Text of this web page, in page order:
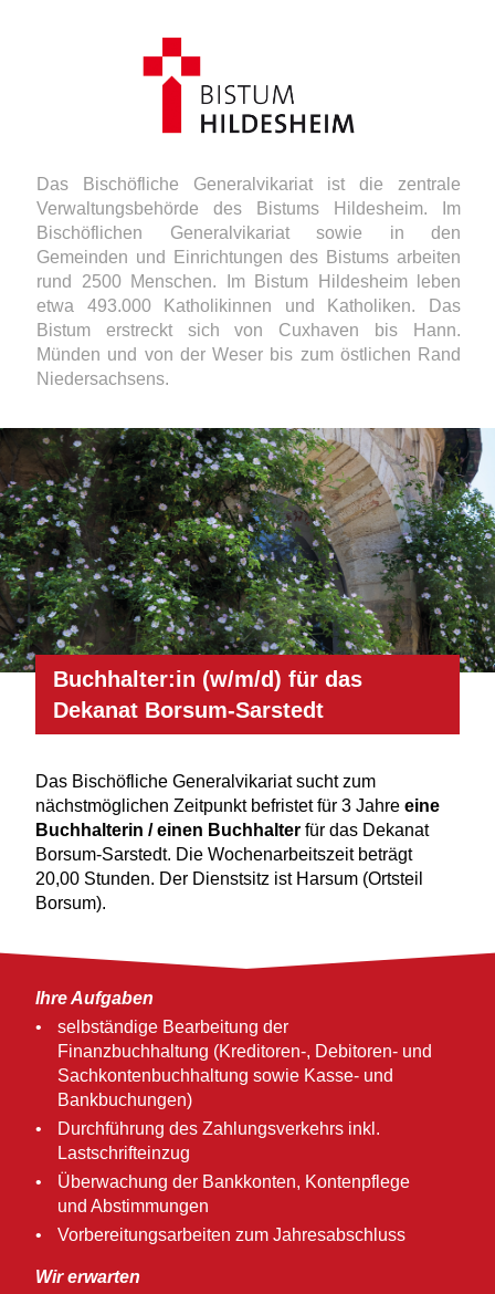
Das Bischöfliche Generalvikariat ist die zentrale
Verwaltungs­behörde des Bistums Hildesheim. Im
Bischöflichen Generalvikariat sowie in den
Gemeinden und Einrichtungen des Bistums arbeiten
rund 2500 Menschen. Im Bistum Hildesheim leben
etwa 493.000 Katholikinnen und Katholiken. Das
Bistum erstreckt sich von Cuxhaven bis Hann.
Münden und von der Weser bis zum östlichen Rand
Niedersachsens.
Buchhalter:in (w/m/d) für das
Dekanat Borsum-Sarstedt
Das Bischöfliche Generalvikariat sucht zum
nächstmöglichen Zeitpunkt befristet für 3 Jahre eine
Buchhalterin / einen Buchhalter für das Dekanat
Borsum-Sarstedt. Die Wochenarbeitszeit beträgt
20,00 Stunden. Der Dienstsitz ist Harsum (Ortsteil
Borsum).
Ihre Aufgaben
selbständige Bearbeitung der
Finanzbuchhaltung (Kreditoren-, Debitoren- und
Sachkontenbuchhaltung sowie Kasse- und
Bankbuchungen)
Durchführung des Zahlungsverkehrs inkl.
Lastschrifteinzug
Überwachung der Bankkonten, Kontenpflege
und Abstimmungen
Vorbereitungsarbeiten zum Jahresabschluss
Wir erwarten